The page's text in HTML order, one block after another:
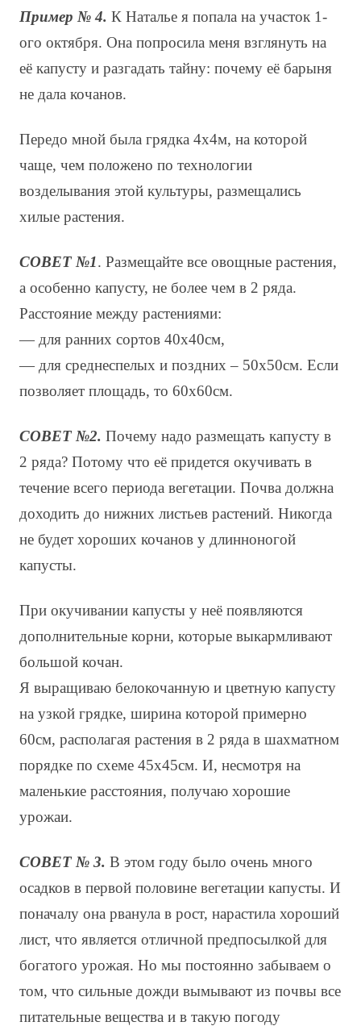
Пример № 4. К Наталье я попала на участок 1-
ого октября. Она попросила меня взглянуть на
её капусту и разгадать тайну: почему её барыня
не дала кочанов.
Передо мной была грядка 4х4м, на которой
чаще, чем положено по технологии
возделывания этой культуры, размещались
хилые растения.
СОВЕТ №1. Размещайте все овощные растения,
а особенно капусту, не более чем в 2 ряда.
Расстояние между растениями:
— для ранних сортов 40х40см,
— для среднеспелых и поздних – 50х50см. Если
позволяет площадь, то 60х60см.
СОВЕТ №2. Почему надо размещать капусту в
2 ряда? Потому что её придется окучивать в
течение всего периода вегетации. Почва должна
доходить до нижних листьев растений. Никогда
не будет хороших кочанов у длинноногой
капусты.
При окучивании капусты у неё появляются
дополнительные корни, которые выкармливают
большой кочан.
Я выращиваю белокочанную и цветную капусту
на узкой грядке, ширина которой примерно
60см, располагая растения в 2 ряда в шахматном
порядке по схеме 45х45см. И, несмотря на
маленькие расстояния, получаю хорошие
урожаи.
СОВЕТ № 3. В этом году было очень много
осадков в первой половине вегетации капусты. И
поначалу она рванула в рост, нарастила хороший
лист, что является отличной предпосылкой для
богатого урожая. Но мы постоянно забываем о
том, что сильные дожди вымывают из почвы все
питательные вещества и в такую погоду